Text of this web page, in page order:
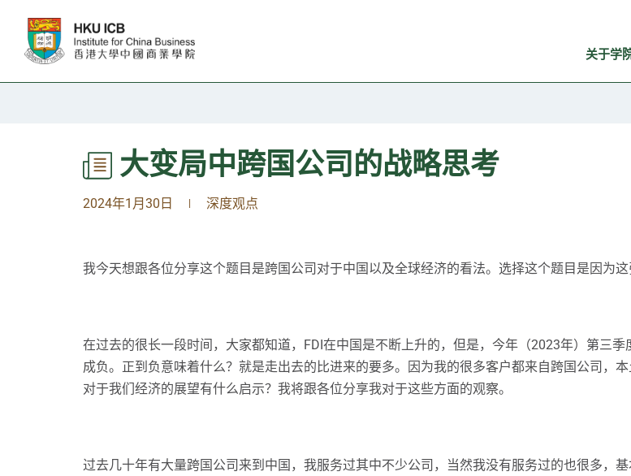
关于学
大变局中跨国公司的战略思考
2024年1月30日 | 深度观点
我今天想跟各位分享这个题目是跨国公司对于中国以及全球经济的看法。选择这个题目是因为
在过去的很长一段时间，大家都知道，FDI在中国是不断上升的，但是，今年（2023年）第三
成负。正到负意味着什么？就是走出去的比进来的要多。因为我的很多客户都来自跨国公司，
对于我们经济的展望有什么启示？我将跟各位分享我对于这些方面的观察。
过去几十年有大量跨国公司来到中国，我服务过其中不少公司，当然我没有服务过的也很多，基